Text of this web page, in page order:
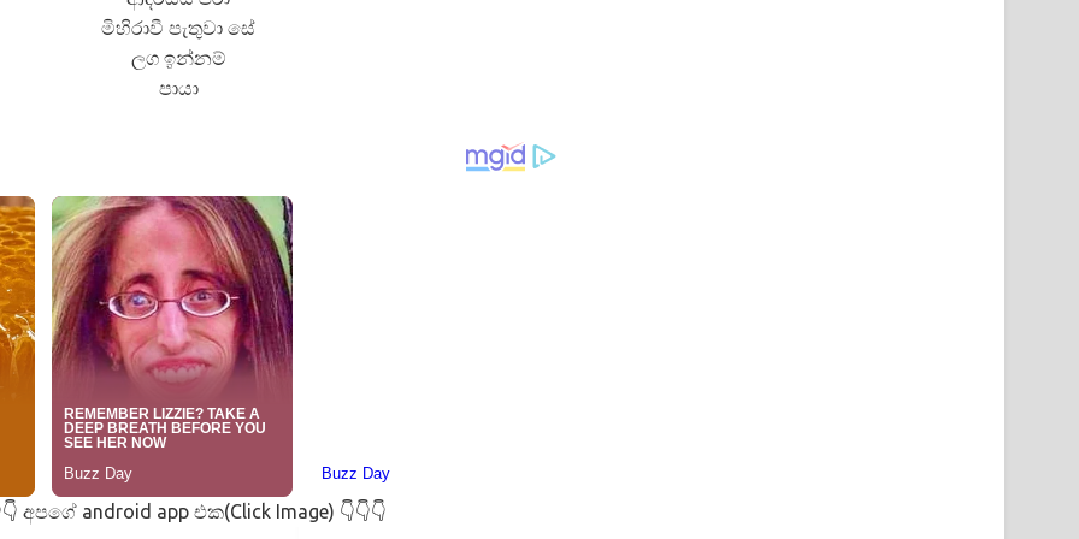
මිහිරාවී පැතුවා සේ
ලග ඉන්නම්
පායා
අපගේ android app එක(Click Image) 👇👇👇